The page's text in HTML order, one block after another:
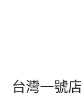
台灣一號